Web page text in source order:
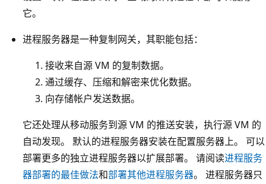
它。
进程服务器是一种复制网关，其职能包括：
接收来自源 VM 的复制数据。
通过缓存、压缩和解密来优化数据。
向存储帐户发送数据。
它还处理从移动服务到源 VM 的推送安装，执行源 VM 的
自动发现。 默认的进程服务器安装在配置服务器上。 可以
部署更多的独立进程服务器以扩展部署。 请阅读进程服务
器部署的最佳做法和部署其他进程服务器。 进程服务器只